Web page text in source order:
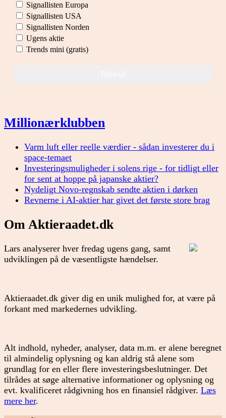
Signallisten Europa
Signallisten USA
Signallisten Norden
Ugens aktie
Trends mini (gratis)
Millionærklubben
Varm luft eller reelle værdier - sådan investerer du i
space-temaet
Investeringsmuligheder i solens rige - for tidligt eller
for sent at hoppe på japanske aktier?
Nydeligt Novo-regnskab sendte aktien i dørken
Revnerne i AI-aktier har givet det første store brag
Om Aktieraadet.dk
Lars analyserer hver fredag ugens gang, samt
udviklingen på de væsentligste hændelser.
Aktieraadet.dk giver dig en unik mulighed for, at være på
forkant med markedernes udvikling.
Alt indhold, nyheder, analyser, data m.m. er alene beregnet
til almindelig oplysning og kan aldrig stå alene som
grundlag for en eller flere investeringsbeslutninger. Det
tilrådes at søge alternative informationer og oplysning og
evt. kvalificeret rådgivning hos en finansiel rådgiver. Læs
mere her.